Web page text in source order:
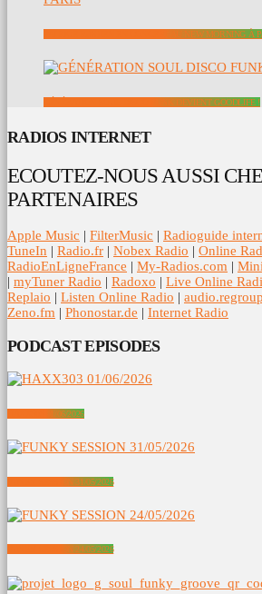
PATRICE RUSHEN EN CONCERT AU NEW MORNING À
GÉNÉRATION SOUL DISCO FUNK DEVIENT GOODLIFE !
RADIOS INTERNET
ECOUTEZ-NOUS AUSSI
PARTENAIRES
Apple Music | FilterMusic | Radioguide
TuneIn | Radio.fr | Nobex Radio | Online
RadioEnLigneFrance | My-Radios.com |
| myTuner Radio | Radoxo | Live Online
Replaio | Listen Online Radio |
Zeno.fm | Phonostar.de | Internet Radio
PODCAST EPISODES
HAXX303 01/06/2026
FUNKY SESSION 31/05/2026
FUNKY SESSION 24/05/2026